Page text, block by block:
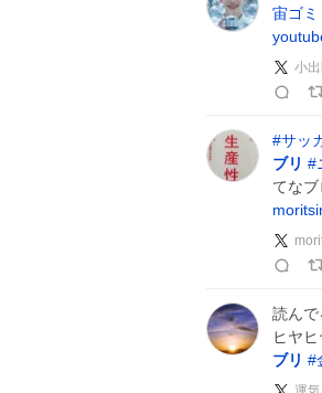
宙ゴミ
小
#サッ
ブリ #
てな
読ん
ヒヤ
ブリ #